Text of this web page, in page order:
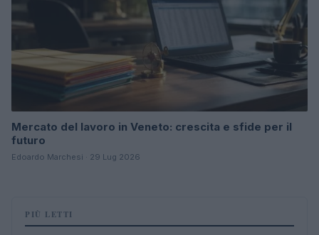
Mercato del lavoro in Veneto: crescita e sfide per il
futuro
Edoardo Marchesi · 29 Lug 2026
PIÙ LETTI